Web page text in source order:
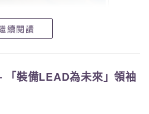
續閱讀
「裝備LEAD為未來」領袖